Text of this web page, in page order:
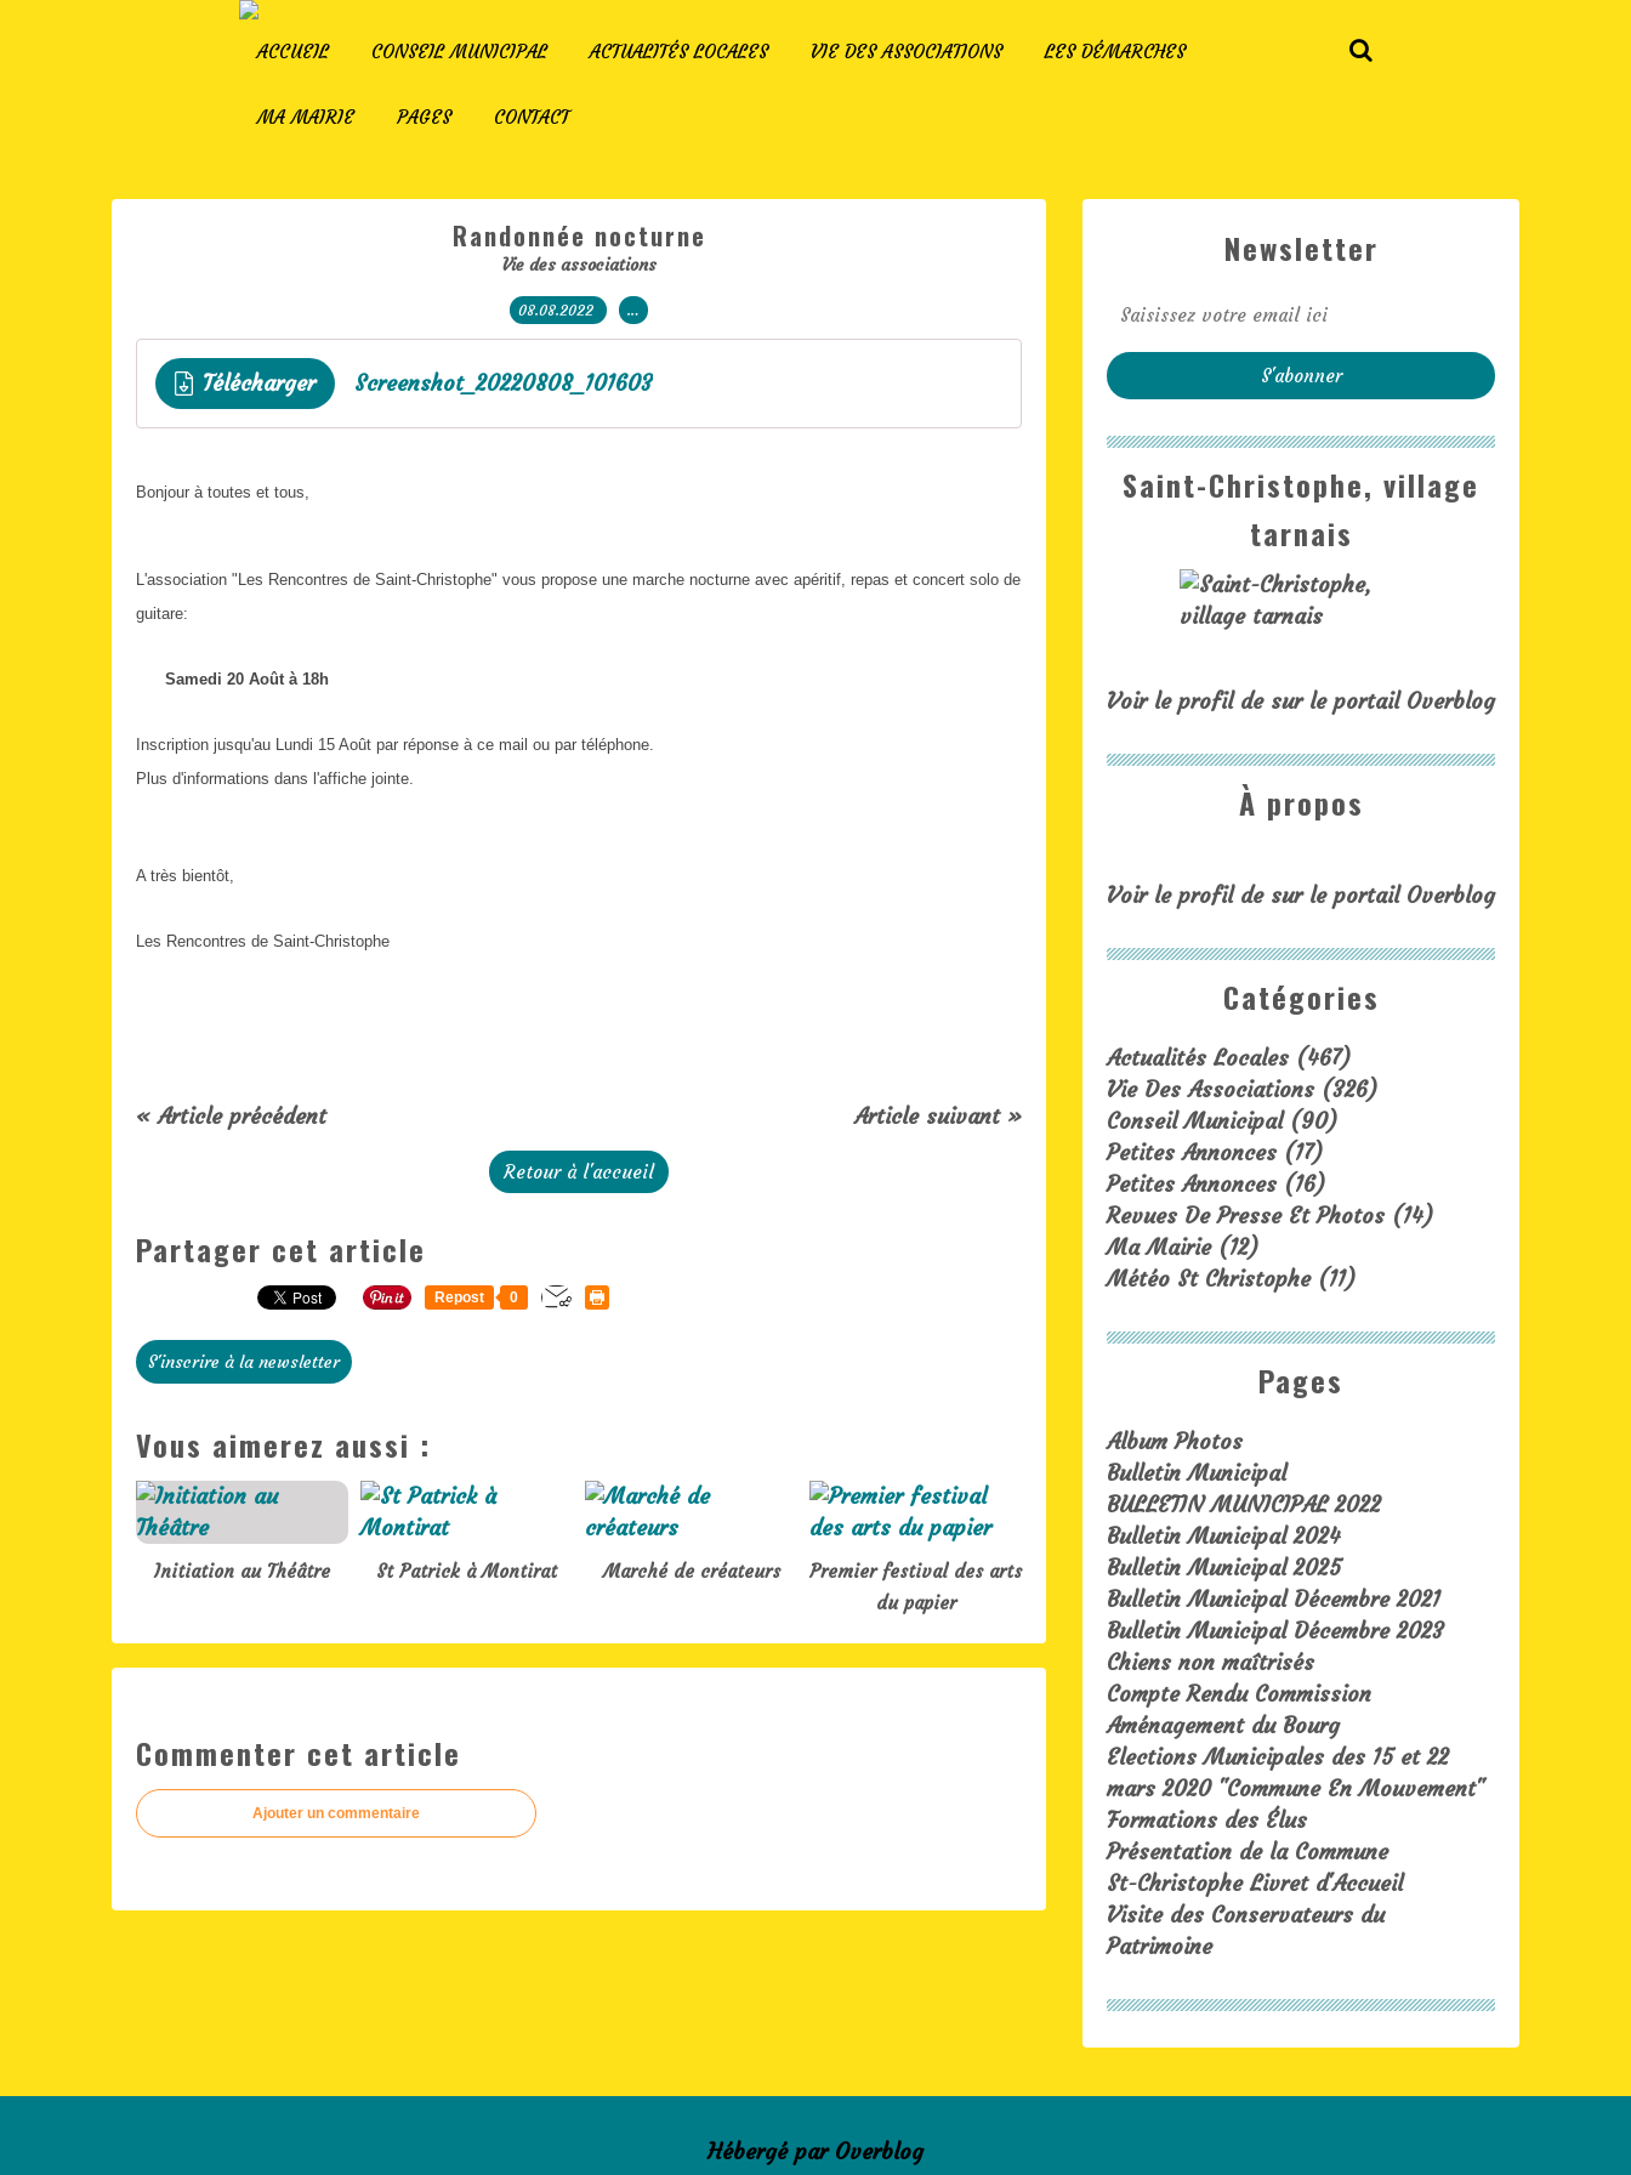
ACCUEIL CONSEIL MUNICIPAL ACTUALITÉS LOCALES VIE DES ASSOCIATIONS LES DÉMARCHES
MA MAIRIE PAGES CONTACT
Randonnée nocturne
Vie des associations
08.08.2022 …
Télécharger Screenshot_20220808_101603
Bonjour à toutes et tous,
L'association "Les Rencontres de Saint-Christophe" vous propose une marche nocturne avec apéritif, repas et concert solo de
guitare:
Samedi 20 Août à 18h
Inscription jusqu'au Lundi 15 Août par réponse à ce mail ou par téléphone.
Plus d'informations dans l'affiche jointe.
A très bientôt,
Les Rencontres de Saint-Christophe
« Article précédent Article suivant »
Retour à l'accueil
Partager cet article
Repost 0
S'inscrire à la newsletter
Vous aimerez aussi :
Initiation au Théâtre St Patrick à Montirat Marché de créateurs
Premier festival des arts
du papier
Commenter cet article
Ajouter un commentaire
Newsletter
Catégories
Actualités Locales(467)
Vie Des Associations(326)
Conseil Municipal(90)
Petites Annonces(17)
Petites Annonces(16)
Revues De Presse Et Photos(14)
Ma Mairie(12)
Météo St Christophe(11)
Pages
Album Photos
Bulletin Municipal
BULLETIN MUNICIPAL 2022
Bulletin Municipal 2024
Bulletin Municipal 2025
Bulletin Municipal Décembre 2021
Bulletin Municipal Décembre 2023
Chiens non maîtrisés
Compte Rendu Commission
Aménagement du Bourg
Elections Municipales des 15 et 22
mars 2020 "Commune En Mouvement"
Formations des Élus
Présentation de la Commune
St-Christophe Livret d'Accueil
Visite des Conservateurs du
Patrimoine
Saint-Christophe, village
tarnais
Voir le profil de sur le portail Overblog
À propos
Voir le profil de sur le portail Overblog
Hébergé par Overblog